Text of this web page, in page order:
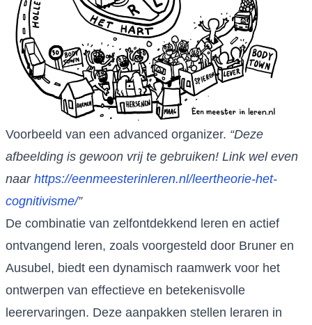
Voorbeeld van een advanced organizer. “Deze
afbeelding is gewoon vrij te gebruiken! Link wel even
naar https://eenmeesterinleren.nl/leertheorie-het-
cognitivisme/”
De combinatie van zelfontdekkend leren en actief
ontvangend leren, zoals voorgesteld door Bruner en
Ausubel, biedt een dynamisch raamwerk voor het
ontwerpen van effectieve en betekenisvolle
leerervaringen. Deze aanpakken stellen leraren in